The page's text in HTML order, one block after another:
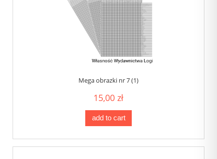
Mega obrazki nr 7 (1)
15,00 zł
add to cart